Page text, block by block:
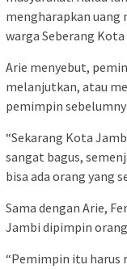
mengharapkan uang
warga Seberang
Arie menyebut,
melanjutkan, atau
pemimpin
“Sekarang Kota
sangat bagus,
bisa ada orang yang
Sama dengan Arie,
Jambi dipimpin
“Pemimpin itu harus